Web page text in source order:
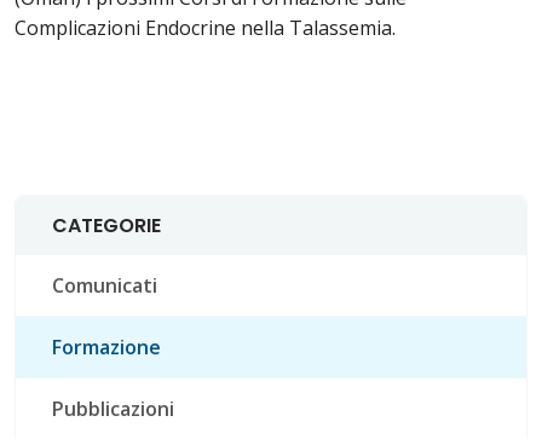
Complicazioni Endocrine nella Talassemia.
CATEGORIE
Comunicati
Formazione
Pubblicazioni